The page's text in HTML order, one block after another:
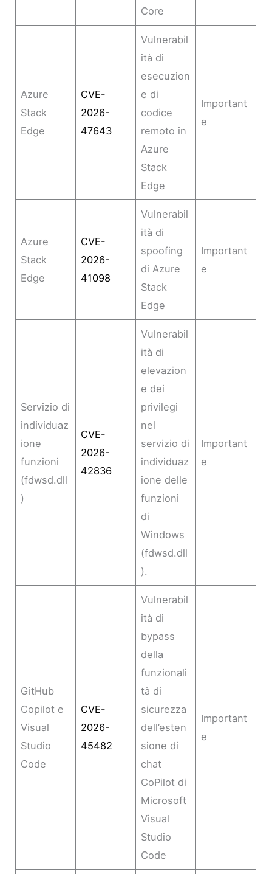
Core
Azure
Stack
Edge
CVE-
2026-
47643
Vulnerabil
ità di
esecuzion
e di
codice
remoto in
Azure
Stack
Edge
Important
e
Azure
Stack
Edge
CVE-
2026-
41098
Vulnerabil
ità di
spoofing
di Azure
Stack
Edge
Important
e
Servizio di
individuaz
ione
funzioni
(fdwsd.dll
)
CVE-
2026-
42836
Vulnerabil
ità di
elevazion
e dei
privilegi
nel
servizio di
individuaz
ione delle
funzioni
di
Windows
(fdwsd.dll
).
Important
e
GitHub
Copilot e
Visual
Studio
Code
CVE-
2026-
45482
Vulnerabil
ità di
bypass
della
funzionali
tà di
sicurezza
dell’esten
sione di
chat
CoPilot di
Microsoft
Visual
Studio
Code
Important
e